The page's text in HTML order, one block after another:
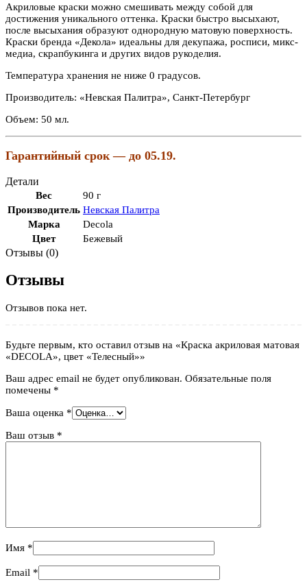
Акриловые краски можно смешивать между собой для
достижения уникального оттенка. Краски быстро высыхают,
после высыхания образуют однородную матовую поверхность.
Краски бренда «Декола» идеальны для декупажа, росписи, микс-
медиа, скрапбукинга и других видов рукоделия.
Температура хранения не ниже 0 градусов.
Производитель: «Невская Палитра», Санкт-Петербург
Объем: 50 мл.
Гарантийный срок — до 05.19.
Детали
Вес
90 г
Производитель Невская Палитра
Марка
Decola
Цвет
Бежевый
Отзывы (0)
Отзывы
Отзывов пока нет.
Будьте первым, кто оставил отзыв на «Краска акриловая матовая
«DECOLA», цвет «Телесный»»
Ваш адрес email не будет опубликован. Обязательные поля
помечены *
Ваша оценка *
Ваш отзыв *
Имя *
Email *